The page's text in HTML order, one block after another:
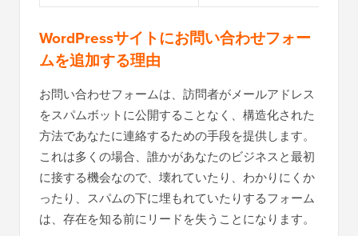
WordPressサイトにお問い合わせフォー
ムを追加する理由
お問い合わせフォームは、訪問者がメールアドレス
をスパムボットに公開することなく、構造化された
方法であなたに連絡するための手段を提供します。
これは多くの場合、誰かがあなたのビジネスと最初
に接する機会なので、壊れていたり、わかりにくか
ったり、スパムの下に埋もれていたりするフォーム
は、存在を知る前にリードを失うことになります。